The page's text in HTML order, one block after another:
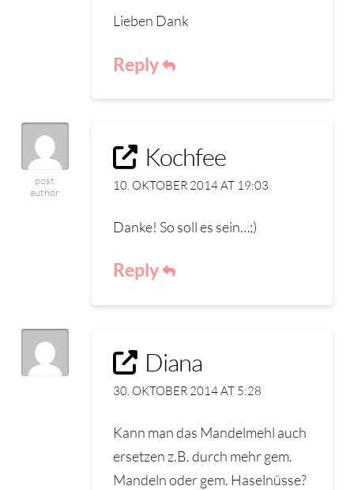
Lieben Dank
Reply
post
author
Kochfee
10. OKTOBER 2014 AT 19:03
Danke! So soll es sein…;)
Reply
Diana
30. OKTOBER 2014 AT 5:28
Kann man das Mandelmehl auch
ersetzen z.B. durch mehr gem.
Mandeln oder gem. Haselnüsse?